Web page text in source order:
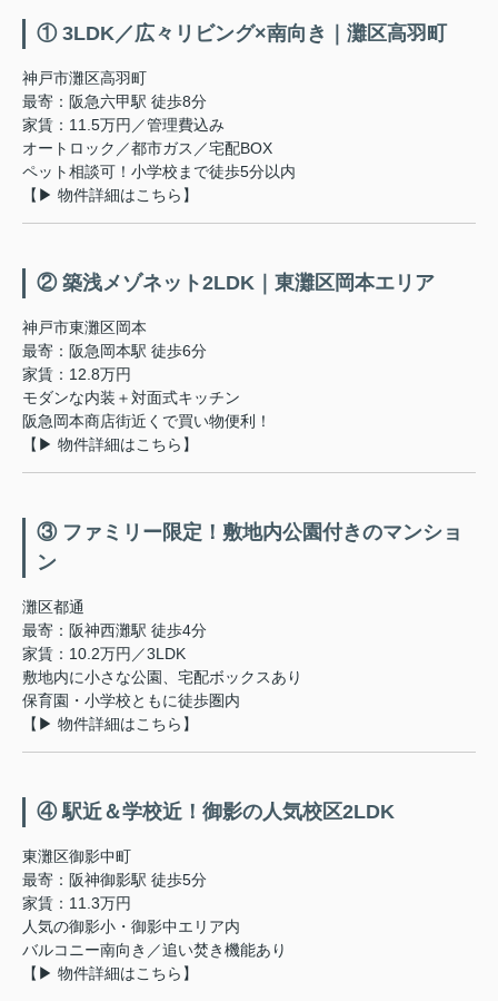
① 3LDK／広々リビング×南向き｜灘区高羽町
神戸市灘区高羽町
最寄：阪急六甲駅 徒歩8分
家賃：11.5万円／管理費込み
オートロック／都市ガス／宅配BOX
ペット相談可！小学校まで徒歩5分以内
【▶ 物件詳細はこちら】
② 築浅メゾネット2LDK｜東灘区岡本エリア
神戸市東灘区岡本
最寄：阪急岡本駅 徒歩6分
家賃：12.8万円
モダンな内装＋対面式キッチン
阪急岡本商店街近くで買い物便利！
【▶ 物件詳細はこちら】
③ ファミリー限定！敷地内公園付きのマンショ
ン
灘区都通
最寄：阪神西灘駅 徒歩4分
家賃：10.2万円／3LDK
敷地内に小さな公園、宅配ボックスあり
保育園・小学校ともに徒歩圏内
【▶ 物件詳細はこちら】
④ 駅近＆学校近！御影の人気校区2LDK
東灘区御影中町
最寄：阪神御影駅 徒歩5分
家賃：11.3万円
人気の御影小・御影中エリア内
バルコニー南向き／追い焚き機能あり
【▶ 物件詳細はこちら】